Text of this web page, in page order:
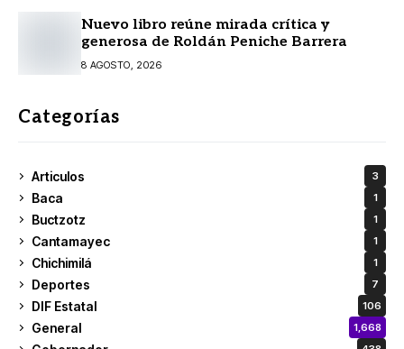
Nuevo libro reúne mirada crítica y
generosa de Roldán Peniche Barrera
8 AGOSTO, 2026
Categorías
Articulos 3
Baca 1
Buctzotz 1
Cantamayec 1
Chichimilá 1
Deportes 7
DIF Estatal 106
General 1,668